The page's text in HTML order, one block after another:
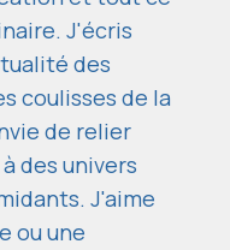
J'écris
des
coulisses de la
de relier
des univers
J'aime
ou une